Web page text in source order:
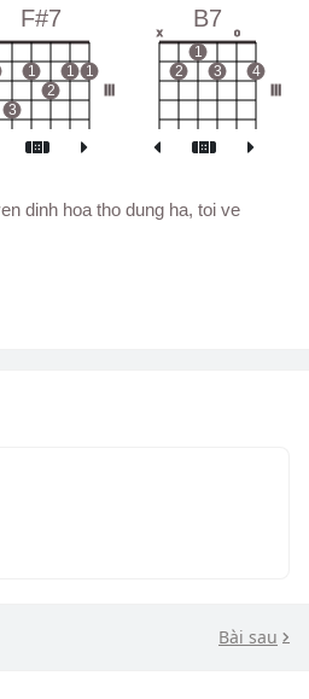
F#7
3
1
2
1 1
B7
x
2
1
3
o
4
dinh hoa tho dung ha, toi ve
Bài sau